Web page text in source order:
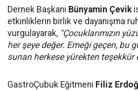
Dernek Başkanı Bünyamin Çevik
etkinliklerin birlik ve dayanışma
vurgulayarak, "Çocuklarımızın
her şeye değer. Emeği geçen, bu
sunan herkese yürekten teşekkür
GastroÇubuk Eğitmeni Filiz